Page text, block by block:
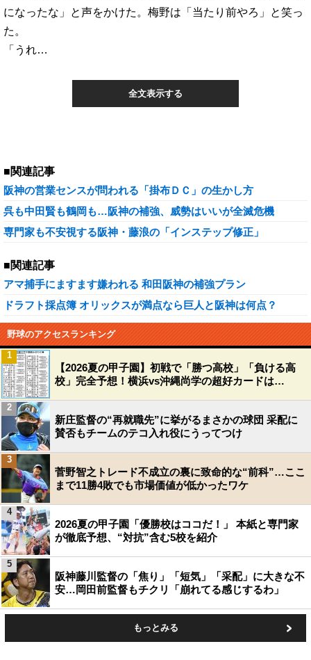
になったな」と声をかけた。梅野は「当たり前やろ」と笑っ
た。
「うれ…
全文表示する
■関連記事
阪神の営業センスが問われる「掛布ＤＣ」の生かし方
呉も中田賢も鶴岡も…阪神の補強、威勢はいいが全滅危機
専門家も不安視する阪神・藤浪の「インステップ修正」
■関連記事
アマ捕手にますます嫌われる 和田阪神の補強プラン
ドラフト採点簿 オリックスが満点なら巨人と阪神は何点？
野球のアクセスランキング
【2026夏の甲子園】初戦で「勝つ高校」「負ける高
校」完全予想！横浜vs沖縄尚学の超好カードは…
1
新庄監督の“再就職先”に挙がるまさかの球団 采配に
賛否もチームのテコ入れ役にうってつけ
2
菅野智之トレード不成立の裏に致命的な“前科”…ここ
まで11勝4敗でも市場価値が低かったワケ
3
2026夏の甲子園「優勝校はココだ！」 本紙と専門家
が徹底予想、“対抗”含む5校を紹介
4
阪神藤川監督の「焦り」「短気」「采配」に大きな不
安…岡田前監督もチクリ「崩れてる感じするわ」
5
もっとみる